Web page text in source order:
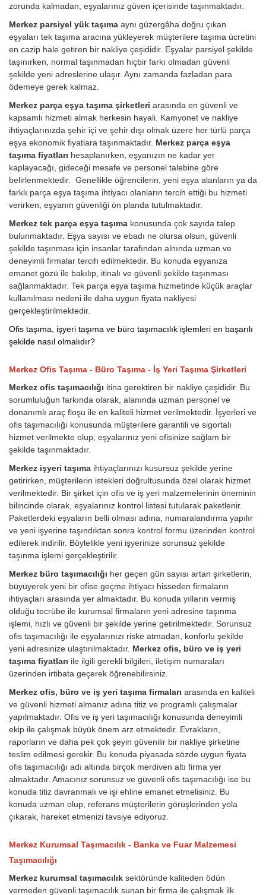
zorunda kalmadan, eşyalarınız güven içerisinde taşınmaktadır.
Merkez parsiyel yük taşıma aynı güzergâha doğru çıkan
eşyaları tek taşıma aracına yükleyerek müşterilere taşıma ücretini
en cazip hale getiren bir nakliye çeşididir. Eşyalar parsiyel şekilde
taşınırken, normal taşınmadan hiçbir farkı olmadan güvenli
şekilde yeni adreslerine ulaşır. Aynı zamanda fazladan para
ödemeye gerek kalmaz.
Merkez parça eşya taşıma şirketleri arasında en güvenli ve
kapsamlı hizmeti almak herkesin hayali. Kamyonet ve nakliye
ihtiyaçlarınızda şehir içi ve şehir dışı olmak üzere her türlü parça
eşya ekonomik fiyatlara taşınmaktadır. Merkez parça eşya
taşıma fiyatları hesaplanırken, eşyanızın ne kadar yer
kaplayacağı, gideceği mesafe ve personel talebine göre
belirlenmektedir. Genellikle öğrencilerin, yeni eşya alanların ya da
farklı parça eşya taşıma ihtiyacı olanların tercih ettiği bu hizmeti
verirken, eşyanın güvenliği ön planda tutulmaktadır.
Merkez tek parça eşya taşıma konusunda çok sayıda talep
bulunmaktadır. Eşya sayısı ve ebadı ne olursa olsun, güvenli
şekilde taşınması için insanlar tarafından alnında uzman ve
deneyimli firmalar tercih edilmektedir. Bu konuda eşyanıza
emanet gözü ile bakılıp, itinalı ve güvenli şekilde taşınması
sağlanmaktadır. Tek parça eşya taşıma hizmetinde küçük araçlar
kullanılması nedeni ile daha uygun fiyata nakliyesi
gerçekleştirilmektedir.
Ofis taşıma, işyeri taşıma ve büro taşımacılık işlemleri en başarılı
şekilde nasıl olmalıdır?
Merkez Ofis Taşıma - Büro Taşıma - İş Yeri Taşıma Şirketleri
Merkez ofis taşımacılığı itina gerektiren bir nakliye çeşididir. Bu
sorumluluğun farkında olarak, alanında uzman personel ve
donanımlı araç floşu ile en kaliteli hizmet verilmektedir. İşyerleri ve
ofis taşımacılığı konusunda müşterilere garantili ve sigortalı
hizmet verilmekte olup, eşyalarınız yeni ofisinize sağlam bir
şekilde taşınmaktadır.
Merkez işyeri taşıma ihtiyaçlarınızı kusursuz şekilde yerine
getirirken, müşterilerin istekleri doğrultusunda özel olarak hizmet
verilmektedir. Bir şirket için ofis ve iş yeri malzemelerinin öneminin
bilincinde olarak, eşyalarınız kontrol listesi tutularak paketlenir.
Paketlerdeki eşyaların belli olması adına, numaralandırma yapılır
ve yeni işyerine taşındıktan sonra kontrol formu üzerinden kontrol
edilerek indirilir. Böylelikle yeni işyerinize sorunsuz şekilde
taşınma işlemi gerçekleştirilir.
Merkez büro taşımacılığı her geçen gün sayısı artan şirketlerin,
büyüyerek yeni bir ofise geçme ihtiyacı hisseden firmaların
ihtiyaçları arasında yer almaktadır. Bu konuda yılların vermiş
olduğu tecrübe ile kurumsal firmaların yeni adresine taşınma
işlemi, hızlı ve güvenli bir şekilde yerine getirilmektedir. Sorunsuz
ofis taşımacılığı ile eşyalarınızı riske atmadan, konforlu şekilde
yeni adresinize ulaştırılmaktadır. Merkez ofis, büro ve iş yeri
taşıma fiyatları ile ilgili gerekli bilgileri, iletişim numaraları
üzerinden irtibata geçerek öğrenebilirsiniz.
Merkez ofis, büro ve iş yeri taşıma firmaları arasında en kaliteli
ve güvenli hizmeti almanız adına titiz ve programlı çalışmalar
yapılmaktadır. Ofis ve iş yeri taşımacılığı konusunda deneyimli
ekip ile çalışmak büyük önem arz etmektedir. Evrakların,
raporların ve daha pek çok şeyin güvenilir bir nakliye şirketine
teslim edilmesi gerekir. Bu konuda piyasada sözde uygun fiyata
ofis taşımacılığı adı altında birçok merdiven altı firma yer
almaktadır. Amacınız sorunsuz ve güvenli ofis taşımacılığı ise bu
konuda titiz davranmalı ve işi ehline emanet etmelisiniz. Bu
konuda uzman olup, referans müşterilerin görüşlerinden yola
çıkarak, hareket etmenizi tavsiye ediyoruz.
Merkez Kurumsal Taşımacılık - Banka ve Fuar Malzemesi
Taşımacılığı
Merkez kurumsal taşımacılık sektöründe kaliteden ödün
vermeden güvenli taşımacılık sunan bir firma ile çalışmak ilk